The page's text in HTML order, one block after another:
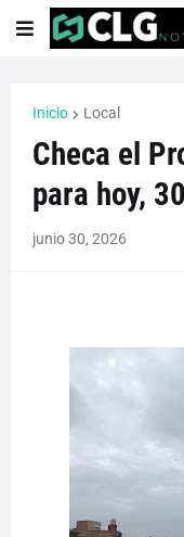
Inicio Local
Checa el
para hoy,
junio 30, 2026